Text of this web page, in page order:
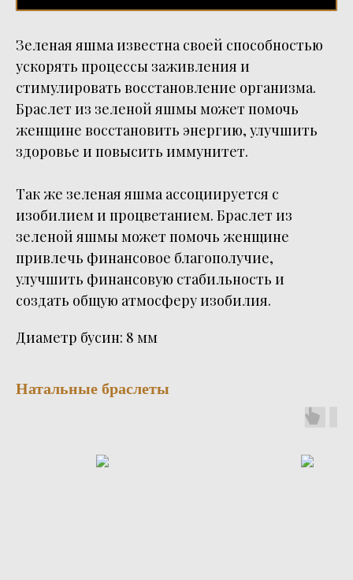
Зеленая яшма известна своей способностью
ускорять процессы заживления и
стимулировать восстановление организма.
Браслет из зеленой яшмы может помочь
женщине восстановить энергию, улучшить
здоровье и повысить иммунитет.
Так же зеленая яшма ассоциируется с
изобилием и процветанием. Браслет из
зеленой яшмы может помочь женщине
привлечь финансовое благополучие,
улучшить финансовую стабильность и
создать общую атмосферу изобилия.
Диаметр бусин: 8 мм
Натальные браслеты